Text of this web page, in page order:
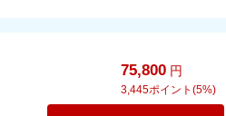
75,800 円
3,445ポイント(5%)